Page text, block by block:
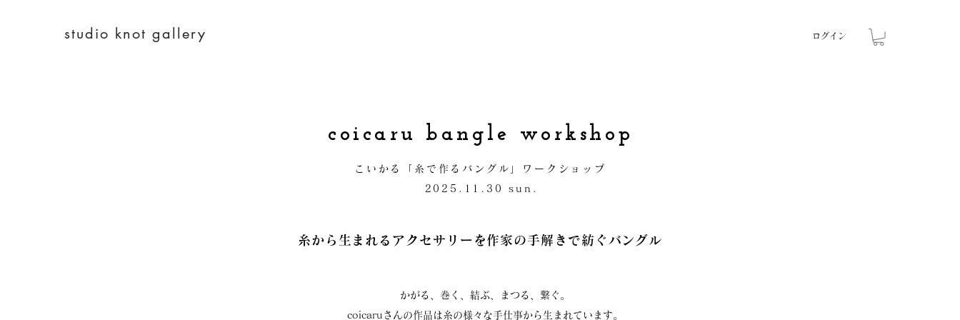
studio knot gallery ログイン
coicaru bangle workshop
こいかる「糸で作るバングル」ワークショップ
2025.11.30 sun.
糸から生まれるアクセサリーを作家の手解きで紡ぐバングル
かがる、巻く、結ぶ、まつる、繋ぐ。
coicaruさんの作品は糸の様々な手仕事から生まれています。